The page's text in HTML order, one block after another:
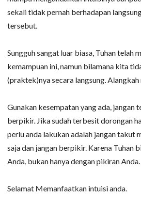
sekali tidak pernah berhadapan
tersebut.
Sungguh sangat luar biasa, Tuhan telah
kemampuan ini, namun bilamana kita
(praktek)nya secara langsung.
Gunakan kesempatan yang ada, jangan
berpikir. Jika sudah terbesit dorongan
perlu anda lakukan adalah jangan takut
saja dan jangan berpikir. Karena Tuhan
Anda, bukan hanya dengan pikiran Anda.
Selamat Memanfaatkan intuisi anda.